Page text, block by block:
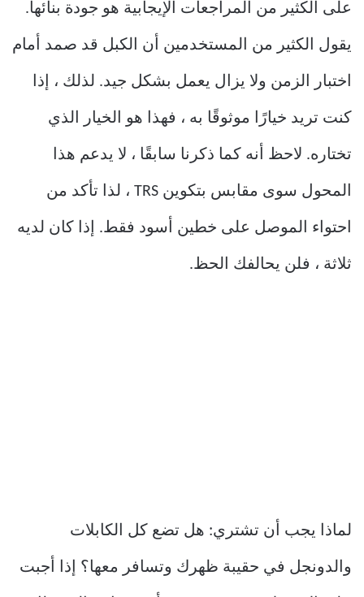
على الكثير من المراجعات الإيجابية هو جودة بنائها.
يقول الكثير من المستخدمين أن الكبل قد صمد أمام
اختبار الزمن ولا يزال يعمل بشكل جيد. لذلك ، إذا
كنت تريد خيارًا موثوقًا به ، فهذا هو الخيار الذي
تختاره. لاحظ أنه كما ذكرنا سابقًا ، لا يدعم هذا
المحول سوى مقابس بتكوين TRS ، لذا تأكد من
احتواء الموصل على خطين أسود فقط. إذا كان لديه
ثلاثة ، فلن يحالفك الحظ.
لماذا يجب أن تشتري: هل تضع كل الكابلات
والدونجل في حقيبة ظهرك وتسافر معها؟ إذا أجبت